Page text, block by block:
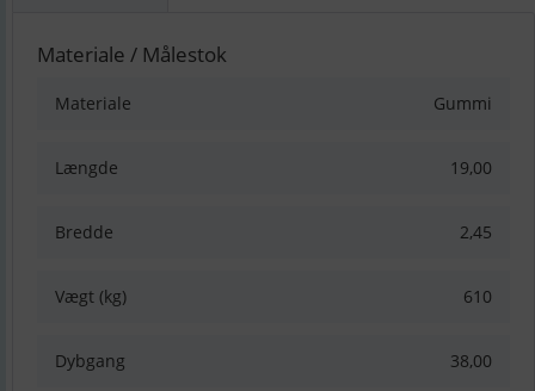
Materiale / Målestok
Materiale Gummi
Længde 19,00
Bredde 2,45
Vægt (kg) 610
Dybgang 38,00